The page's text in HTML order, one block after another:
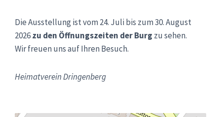
Die Ausstellung ist vom 24. Juli bis zum 30. August
2026zu den Öffnungszeiten der Burg zu sehen.
Wir freuen uns auf Ihren Besuch.
Heimatverein Dringenberg